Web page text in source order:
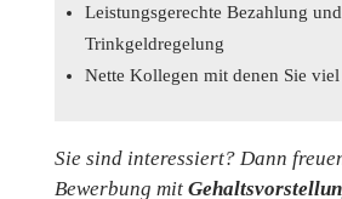
Leistungsgerechte Bezahlung
Trinkgeldregelung
Nette Kollegen mit denen Sie viel
Sie sind interessiert? Dann
Bewerbung mit